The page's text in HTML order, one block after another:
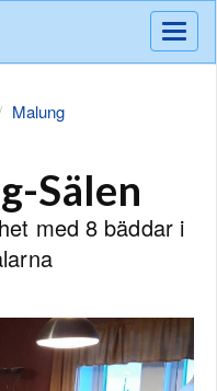
Meny
Malung
Sälen
med 8 bäddar i